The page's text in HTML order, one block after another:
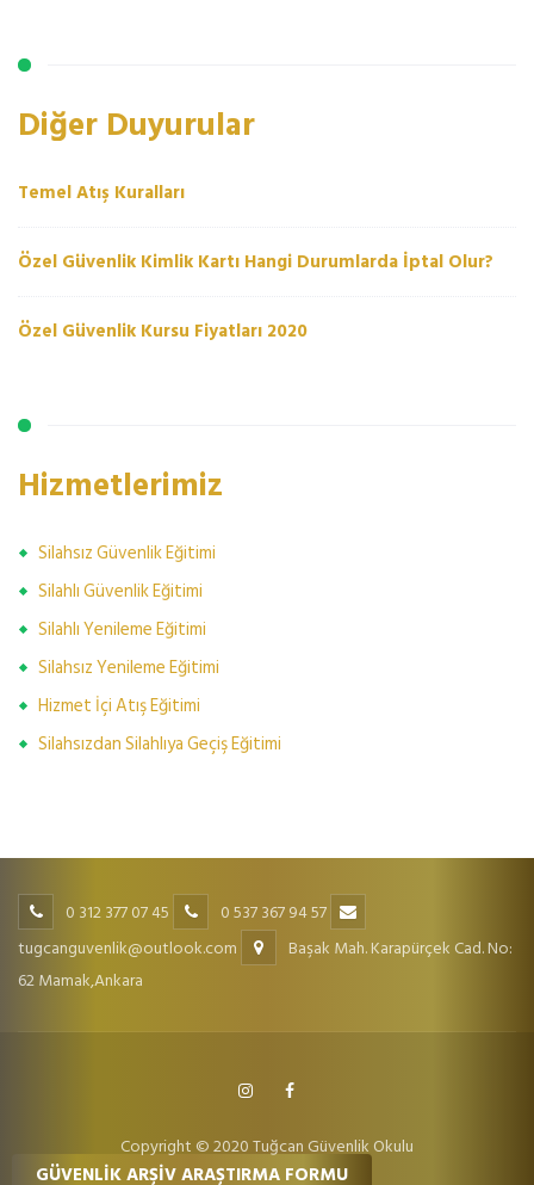
Diğer Duyurular
Temel Atış Kuralları
Özel Güvenlik Kimlik Kartı Hangi Durumlarda İptal Olur?
Özel Güvenlik Kursu Fiyatları 2020
Hizmetlerimiz
Silahsız Güvenlik Eğitimi
Silahlı Güvenlik Eğitimi
Silahlı Yenileme Eğitimi
Silahsız Yenileme Eğitimi
Hizmet İçi Atış Eğitimi
Silahsızdan Silahlıya Geçiş Eğitimi
GÜVENLİK ARŞİV ARAŞTIRMA FORMU
0 312 377 07 45
0 537 367 94 57
tugcanguvenlik@outlook.com
Başak Mah. Karapürçek Cad. No:
62 Mamak,Ankara
Copyright © 2020 Tuğcan Güvenlik Okulu